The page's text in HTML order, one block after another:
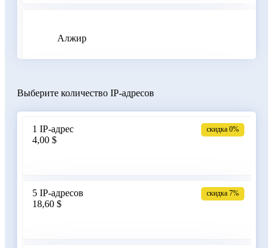
Алжир
Выберите количество IP-адресов
1 IP-адрес
4,00 $
скидка 0%
5 IP-адресов
18,60 $
скидка 7%